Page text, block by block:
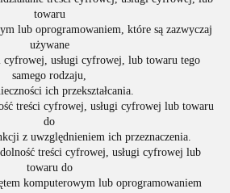
towaru
lub oprogramowaniem, które są zazwyczaj
używane
cyfrowej, usługi cyfrowej, lub towaru tego
samego rodzaju,
ich przekształcania.
treści cyfrowej, usługi cyfrowej lub towaru
do
z uwzględnieniem ich przeznaczenia.
treści cyfrowej, usługi cyfrowej lub
towaru do
komputerowym lub oprogramowaniem